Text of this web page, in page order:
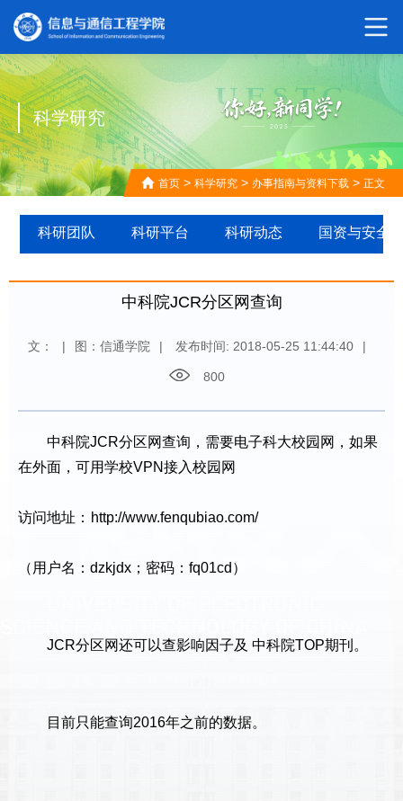
科学研究
首页 > 科学研究 > 办事指南与资料下载 > 正文
科研团队 科研平台 科研动态 国资与安全
中科院JCR分区网查询
文： | 图：信通学院 | 发布时间: 2018-05-25 11:44:40 |
800
中科院JCR分区网查询，需要电子科大校园网，如果
在外面，可用学校VPN接入校园网
访问地址： http://www.fenqubiao.com/
（用户名：dzkjdx；密码：fq01cd）
JCR分区网还可以查影响因子及 中科院TOP期刊。
目前只能查询2016年之前的数据。